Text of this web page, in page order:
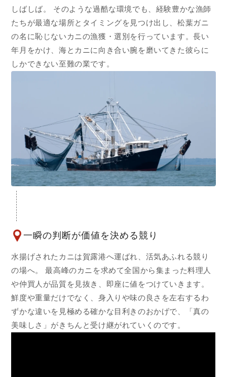
しばしば。 そのような過酷な環境でも、経験豊かな漁師
たちが最適な場所とタイミングを見つけ出し、松葉ガニ
の名に恥じないカニの漁獲・選別を行っています。長い
年月をかけ、海とカニに向き合い腕を磨いてきた彼らに
しかできない至難の業です。
一瞬の判断が価値を決める競り
水揚げされたカニは賀露港へ運ばれ、活気あふれる競り
の場へ。 最高峰のカニを求めて全国から集まった料理人
や仲買人が品質を見抜き、即座に値をつけていきます。
鮮度や重量だけでなく、身入りや味の良さを左右するわ
ずかな違いを見極める確かな目利きのおかげで、「真の
美味しさ」がきちんと受け継がれていくのです。